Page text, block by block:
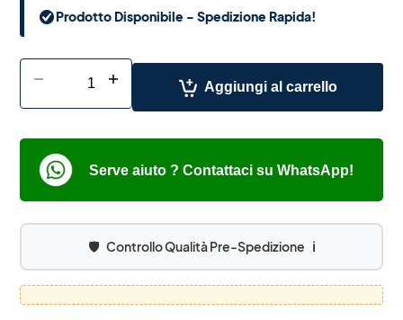
Prodotto Disponibile - Spedizione Rapida!
- + Aggiungi al carrello
Serve aiuto ? Contattaci su WhatsApp!
🛡️ Controllo Qualità Pre-Spedizione ℹ️